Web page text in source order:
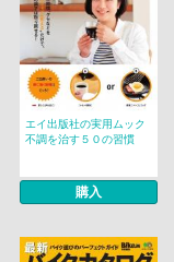
エイ出版社の実用ムック
不調を治す５０の習慣
購入